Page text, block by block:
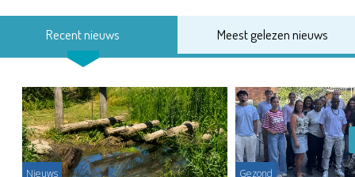
Recent nieuws Meest gelezen nieuws
Nieuws Gezond